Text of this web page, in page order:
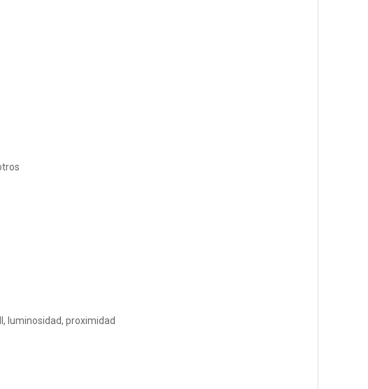
luminosidad, proximidad